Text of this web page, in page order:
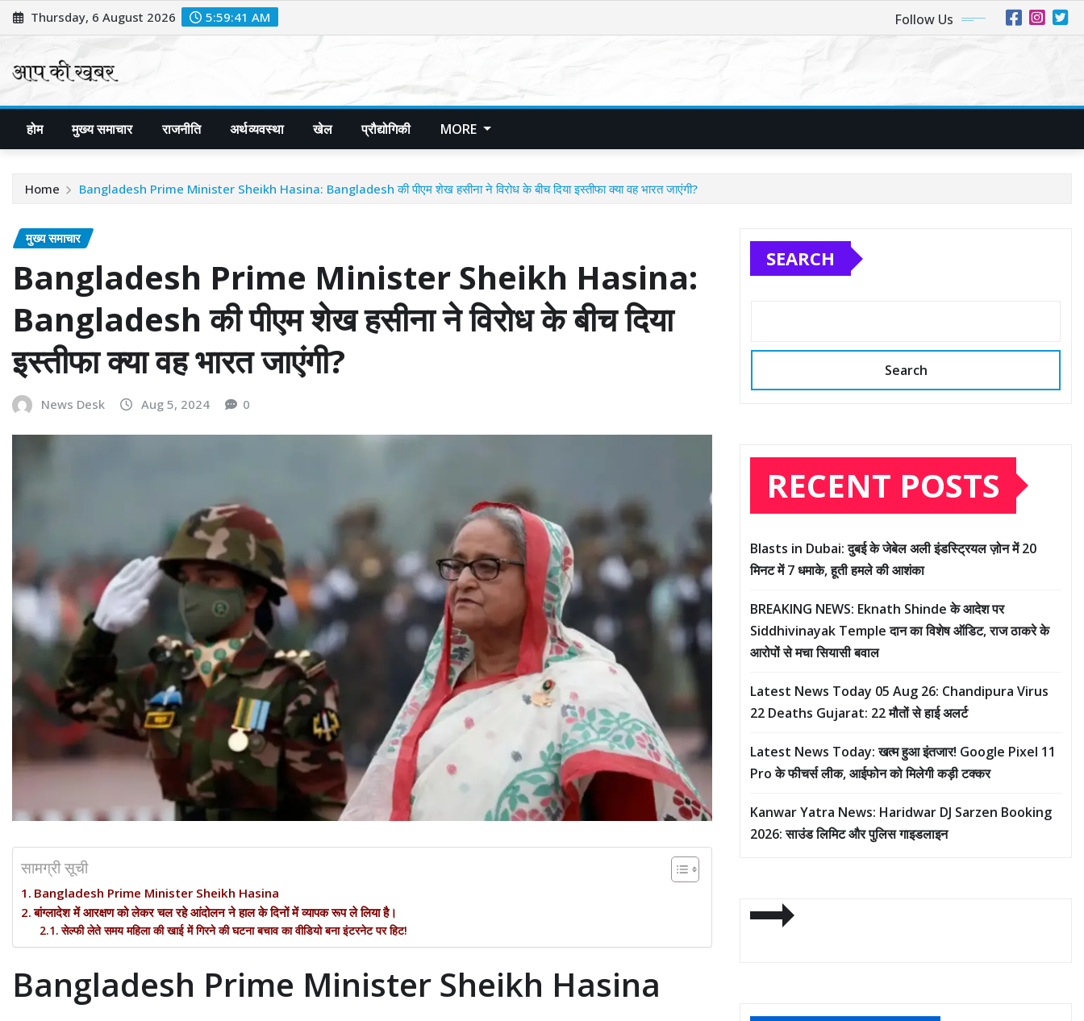
Skip
to
Thursday, 6 August 2026 5:59:43 AM Follow Us
होम मुख्य समाचार राजनीति अर्थव्यवस्था खेल प्रौद्योगिकी MORE
Home Bangladesh Prime Minister Sheikh Hasina: Bangladesh की पीएम शेख हसीना ने विरोध के बीच दिया इस्तीफा क्या वह भारत जाएंगी?
मुख्य समाचार
Bangladesh Prime Minister Sheikh Hasina:
Bangladesh की पीएम शेख हसीना ने विरोध के बीच दिया
इस्तीफा क्या वह भारत जाएंगी?
News Desk Aug 5, 2024 0
सामग्री सूची
Bangladesh Prime Minister Sheikh Hasina
बांग्लादेश में आरक्षण को लेकर चल रहे आंदोलन ने हाल के दिनों में व्यापक रूप ले लिया है।
सेल्फी लेते समय महिला की खाई में गिरने की घटना बचाव का वीडियो बना इंटरनेट पर हिट!
Bangladesh Prime Minister Sheikh Hasina
SEARCH
Search
RECENT POSTS
Blasts in Dubai: दुबई के जेबेल अली इंडस्ट्रियल ज़ोन में 20
मिनट में 7 धमाके, हूती हमले की आशंका
BREAKING NEWS: Eknath Shinde के आदेश पर
Siddhivinayak Temple दान का विशेष ऑडिट, राज ठाकरे के
आरोपों से मचा सियासी बवाल
Latest News Today 05 Aug 26: Chandipura Virus
22 Deaths Gujarat: 22 मौतों से हाई अलर्ट
Latest News Today: खत्म हुआ इंतजार! Google Pixel 11
Pro के फीचर्स लीक, आईफोन को मिलेगी कड़ी टक्कर
Kanwar Yatra News: Haridwar DJ Sarzen Booking
2026: साउंड लिमिट और पुलिस गाइडलाइन